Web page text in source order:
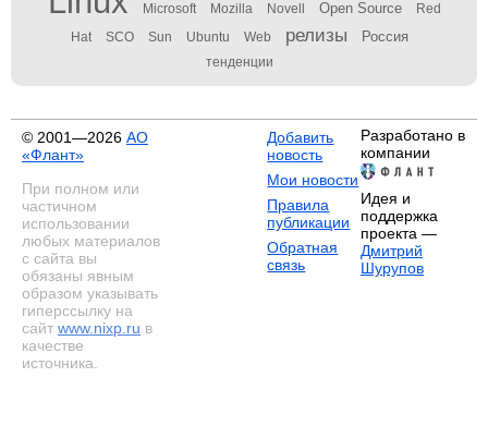
Microsoft Mozilla Novell Open Source Red
Hat SCO Sun Ubuntu Web релизы Россия
тенденции
© 2001—2026 АО
«Флант»
При полном или
частичном
использовании
любых материалов
с сайта вы
обязаны явным
образом указывать
гиперссылку на
сайт www.nixp.ru в
качестве
источника.
Добавить
новость
Мои новости
Правила
публикации
Обратная
связь
Разработано в
компании
Идея и
поддержка
проекта —
Дмитрий
Шурупов